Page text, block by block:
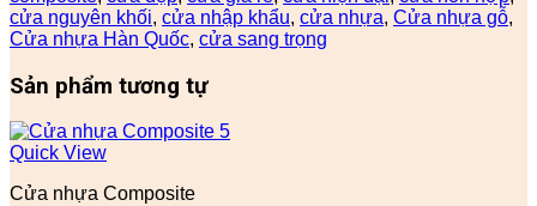
cửa nguyên khối, cửa nhập khẩu, cửa nhựa, Cửa nhựa gỗ,
Cửa nhựa Hàn Quốc, cửa sang trọng
Sản phẩm tương tự
Quick View
Cửa nhựa Composite